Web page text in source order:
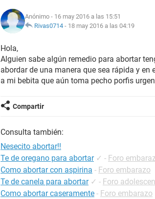
Anónimo - 16 may 2016 a las 15:51
Rivas0714 - 18 may 2016 a las 04:19
Hola,
Alguien sabe algún remedio para abortar
abordar de una manera que sea rápida y
a mi bebita que aún toma pecho porfis
Compartir
Consulta también:
Nesecito abortar!!
Te de oregano para abortar ✓ - Foro
Como abortar con aspirina - Foro embarazo
Te de canela para abortar ✓ - Foro
Como abortar caseramente - Foro embarazo